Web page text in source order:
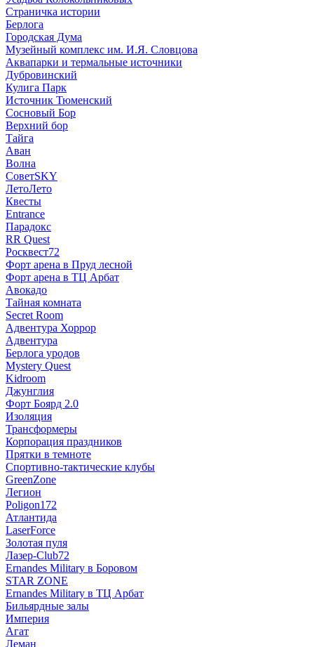
Страничка истории
Берлога
Городская Дума
Музейный комплекс им. И.Я. Словцова
Аквапарки и термальные источники
Дубровинский
Кулига Парк
Источник Тюменский
Сосновый Бор
Верхний бор
Тайга
Аван
Волна
СоветSKY
ЛетоЛето
Квесты
Entrance
Парадокс
RR Quest
Росквест72
Форт арена в Пруд лесной
Форт арена в ТЦ Арбат
Авокадо
Тайная комната
Secret Room
Адвентура Хоррор
Адвентура
Берлога уродов
Mystery Quest
Kidroom
Джунглия
Форт Боярд 2.0
Изоляция
Трансформеры
Корпорация праздников
Прятки в темноте
Спортивно-тактические клубы
GreenZone
Легион
Poligon172
Атлантида
LaserForce
Золотая пуля
Лазер-Club72
Ernandes Military в Боровом
STAR ZONE
Ernandes Military в ТЦ Арбат
Бильярдные залы
Империя
Агат
Леман